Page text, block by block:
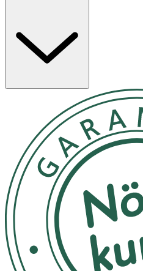
förbättra läpparnas utseende
ensamt eller ovanpå läppstift
Egenskaper
· Ger glans utan att kännas
· Innehåller jojoba- och
mjukgör
· Berikad med sheasmör
· Peptider och
· Doftfri och kladdfri
Användning
· Tryck ut en liten mängd
applicera direkt på